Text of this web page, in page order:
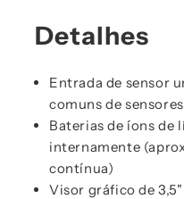
Detalhes
Entrada de sensor
comuns de sensores
Baterias de íons de
internamente
contínua)
Visor gráfico de